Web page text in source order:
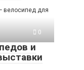
велосипед для
0
и